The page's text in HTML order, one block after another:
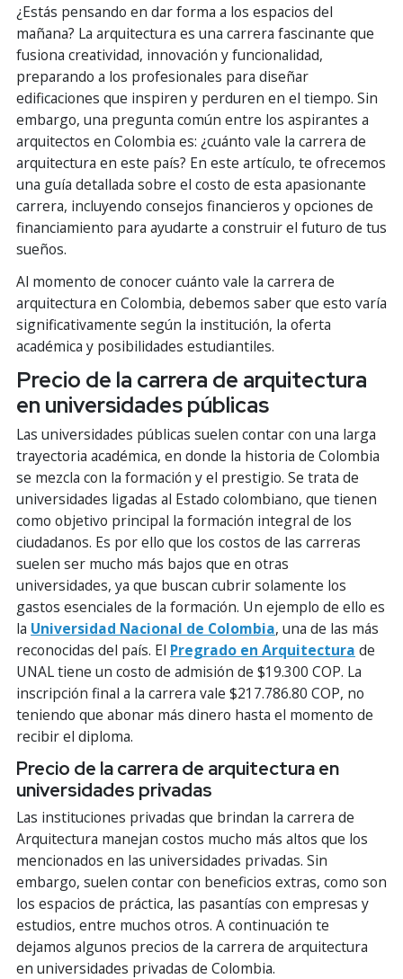
¿Estás pensando en dar forma a los espacios del
mañana? La arquitectura es una carrera fascinante que
fusiona creatividad, innovación y funcionalidad,
preparando a los profesionales para diseñar
edificaciones que inspiren y perduren en el tiempo. Sin
embargo, una pregunta común entre los aspirantes a
arquitectos en Colombia es: ¿cuánto vale la carrera de
arquitectura en este país? En este artículo, te ofrecemos
una guía detallada sobre el costo de esta apasionante
carrera, incluyendo consejos financieros y opciones de
financiamiento para ayudarte a construir el futuro de tus
sueños.
Al momento de conocer cuánto vale la carrera de
arquitectura en Colombia, debemos saber que esto varía
significativamente según la institución, la oferta
académica y posibilidades estudiantiles.
Precio de la carrera de arquitectura
en universidades públicas
Las universidades públicas suelen contar con una larga
trayectoria académica, en donde la historia de Colombia
se mezcla con la formación y el prestigio. Se trata de
universidades ligadas al Estado colombiano, que tienen
como objetivo principal la formación integral de los
ciudadanos. Es por ello que los costos de las carreras
suelen ser mucho más bajos que en otras
universidades, ya que buscan cubrir solamente los
gastos esenciales de la formación. Un ejemplo de ello es
la Universidad Nacional de Colombia, una de las más
reconocidas del país. El Pregrado en Arquitectura de
UNAL tiene un costo de admisión de $19.300 COP. La
inscripción final a la carrera vale $217.786.80 COP, no
teniendo que abonar más dinero hasta el momento de
recibir el diploma.
Precio de la carrera de arquitectura en
universidades privadas
Las instituciones privadas que brindan la carrera de
Arquitectura manejan costos mucho más altos que los
mencionados en las universidades privadas. Sin
embargo, suelen contar con beneficios extras, como son
los espacios de práctica, las pasantías con empresas y
estudios, entre muchos otros. A continuación te
dejamos algunos precios de la carrera de arquitectura
en universidades privadas de Colombia.